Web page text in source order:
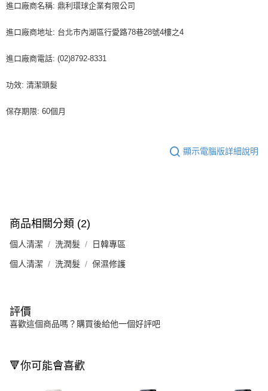
進口廠商名稱: 鼎利環球企業有限公司
進口廠商地址: 台北市內湖區行愛路78巷28號4樓之4
進口廠商電話: (02)8792-8331
功效: 清潔頭髮
保存期限: 60個月
顯示電腦版詳細說明
商品相關分類 (2)
個人清潔 洗潤髮 日韓專區
個人清潔 洗潤髮 保濕修護
評價
喜歡這個商品嗎？購買後給他一個好評吧
🔻你可能會喜歡